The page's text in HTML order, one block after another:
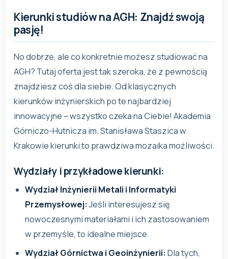
Kierunki studiów na AGH: Znajdź swoją
pasję!
No dobrze, ale co konkretnie możesz studiować na
AGH? Tutaj oferta jest tak szeroka, że z pewnością
znajdziesz coś dla siebie. Od klasycznych
kierunków inżynierskich po te najbardziej
innowacyjne – wszystko czeka na Ciebie! Akademia
Górniczo-Hutnicza im. Stanisława Staszica w
Krakowie kierunki to prawdziwa mozaika możliwości.
Wydziały i przykładowe kierunki:
Wydział Inżynierii Metali i Informatyki
Przemysłowej: Jeśli interesujesz się
nowoczesnymi materiałami i ich zastosowaniem
w przemyśle, to idealne miejsce.
Wydział Górnictwa i Geoinżynierii: Dla tych,